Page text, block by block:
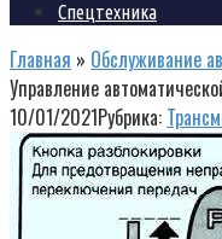
Спецтехника
Главная » Обслуживание
Управление
10/01/2021Рубрика: